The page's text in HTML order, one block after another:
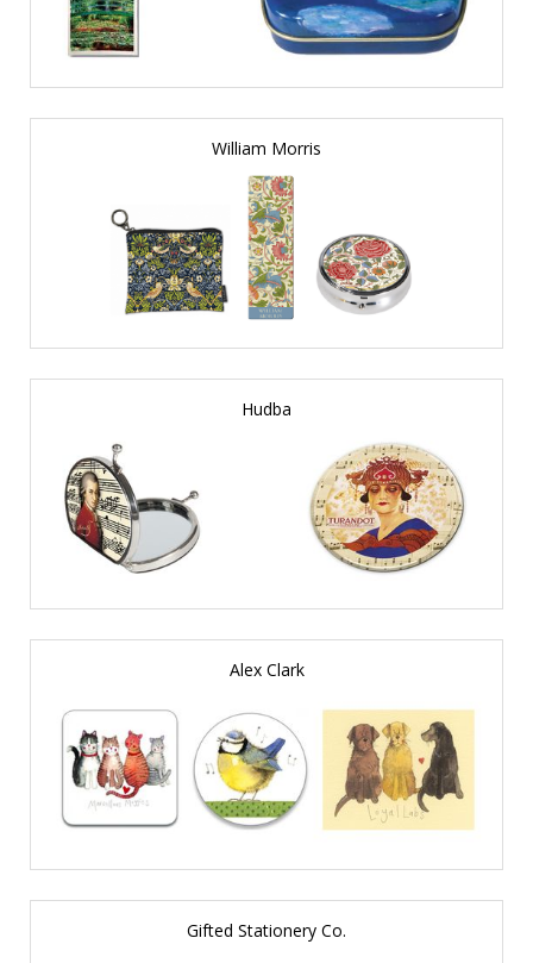
William Morris
Hudba
Alex Clark
Gifted Stationery Co.